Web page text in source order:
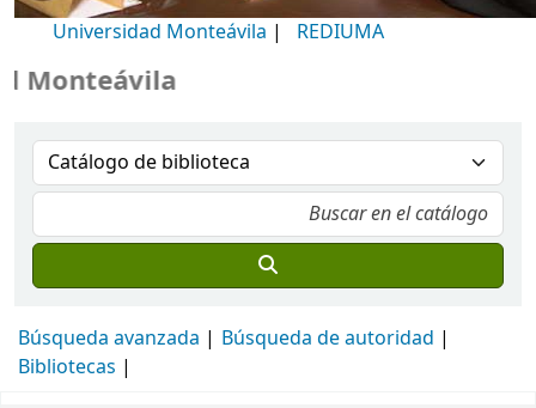
Universidad Monteávila | REDIUMA
Búsqueda avanzada
Búsqueda de autoridad
Bibliotecas